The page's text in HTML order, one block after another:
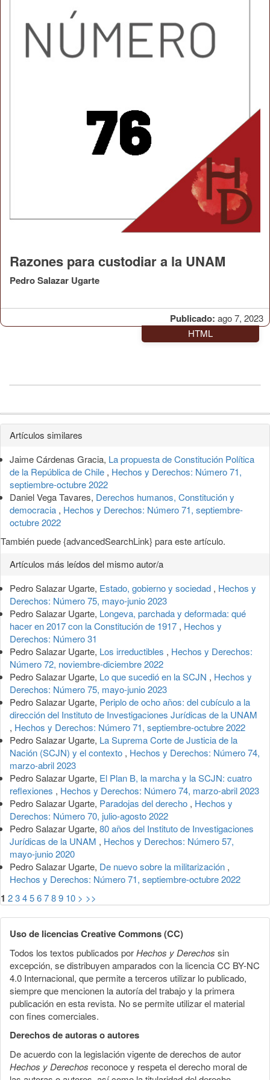
Publicado: ago 7, 2023
Razones para custodiar a la UNAM
Pedro Salazar Ugarte
HTML
Detalles
del
artículo
Artículos similares
Jaime Cárdenas Gracia, La propuesta de Constitución Política
de la República de Chile , Hechos y Derechos: Número 71,
septiembre-octubre 2022
Daniel Vega Tavares, Derechos humanos, Constitución y
democracia , Hechos y Derechos: Número 71, septiembre-
octubre 2022
También puede {advancedSearchLink} para este artículo.
Artículos más leídos del mismo autor/a
Pedro Salazar Ugarte, Estado, gobierno y sociedad , Hechos y
Derechos: Número 75, mayo-junio 2023
Pedro Salazar Ugarte, Longeva, parchada y deformada: qué
hacer en 2017 con la Constitución de 1917 , Hechos y
Derechos: Número 31
Pedro Salazar Ugarte, Los irreductibles , Hechos y Derechos:
Número 72, noviembre-diciembre 2022
Pedro Salazar Ugarte, Lo que sucedió en la SCJN , Hechos y
Derechos: Número 75, mayo-junio 2023
Pedro Salazar Ugarte, Periplo de ocho años: del cubículo a la
dirección del Instituto de Investigaciones Jurídicas de la UNAM
, Hechos y Derechos: Número 71, septiembre-octubre 2022
Pedro Salazar Ugarte, La Suprema Corte de Justicia de la
Nación (SCJN) y el contexto , Hechos y Derechos: Número 74,
marzo-abril 2023
Pedro Salazar Ugarte, El Plan B, la marcha y la SCJN: cuatro
reflexiones , Hechos y Derechos: Número 74, marzo-abril 2023
Pedro Salazar Ugarte, Paradojas del derecho , Hechos y
Derechos: Número 70, julio-agosto 2022
Pedro Salazar Ugarte, 80 años del Instituto de Investigaciones
Jurídicas de la UNAM , Hechos y Derechos: Número 57,
mayo-junio 2020
Pedro Salazar Ugarte, De nuevo sobre la militarización ,
Hechos y Derechos: Número 71, septiembre-octubre 2022
1 23456789 10 > >>
Uso de licencias Creative Commons (CC)
Todos los textos publicados porHechos y Derechos sin
excepción, se distribuyen amparados con la licencia CC BY-NC
4.0 Internacional, que permite a terceros utilizar lo publicado,
siempre que mencionen la autoría del trabajo y la primera
publicación en esta revista. No se permite utilizar el material
con fines comerciales.
Derechos de autoras o autores
De acuerdo con la legislación vigente de derechos de autor
Hechos y Derechos reconoce y respeta el derecho moral de